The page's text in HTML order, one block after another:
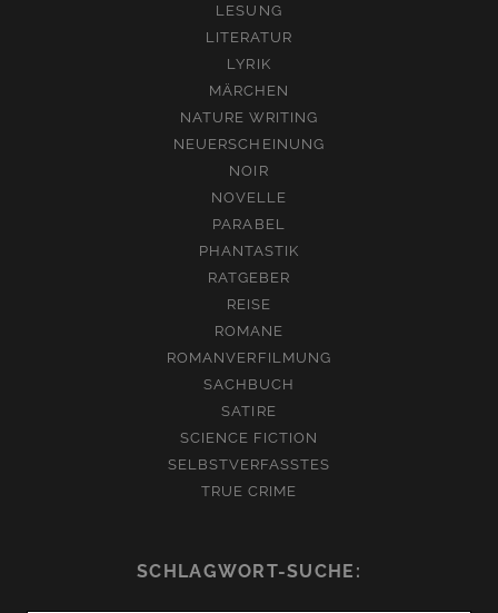
LESUNG
LITERATUR
LYRIK
MÄRCHEN
NATURE WRITING
NEUERSCHEINUNG
NOIR
NOVELLE
PARABEL
PHANTASTIK
RATGEBER
REISE
ROMANE
ROMANVERFILMUNG
SACHBUCH
SATIRE
SCIENCE FICTION
SELBSTVERFASSTES
TRUE CRIME
SCHLAGWORT-SUCHE: